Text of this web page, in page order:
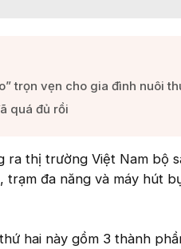
trọn vẹn cho gia đình nuôi
quá đủ rồi​
ra thị trường Việt Nam bộ
trạm đa năng và máy hút
hai này gồm 3 thành